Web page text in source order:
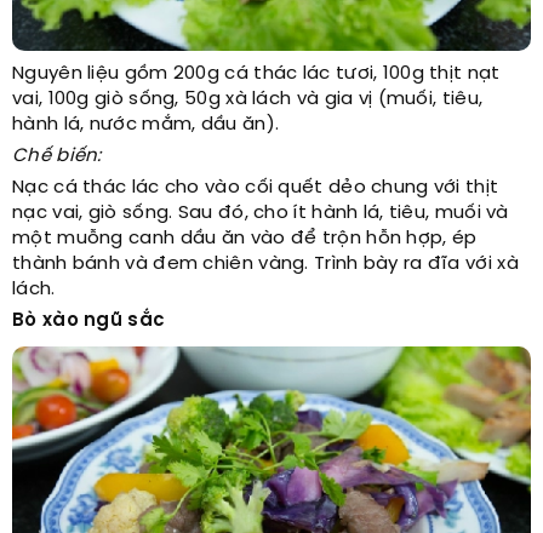
Nguyên liệu gồm 200g cá thác lác tươi, 100g thịt nạt
vai, 100g giò sống, 50g xà lách và gia vị (muối, tiêu,
hành lá, nước mắm, dầu ăn).
Chế biến:
Nạc cá thác lác cho vào cối quết dẻo chung với thịt
nạc vai, giò sống. Sau đó, cho ít hành lá, tiêu, muối và
một muỗng canh dầu ăn vào để trộn hỗn hợp, ép
thành bánh và đem chiên vàng. Trình bày ra đĩa với xà
lách.
Bò xào ngũ sắc